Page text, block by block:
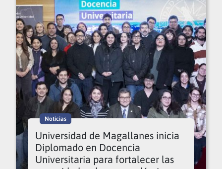
Noticias
Universidad de Magallanes inicia
Diplomado en Docencia
Universitaria para fortalecer las